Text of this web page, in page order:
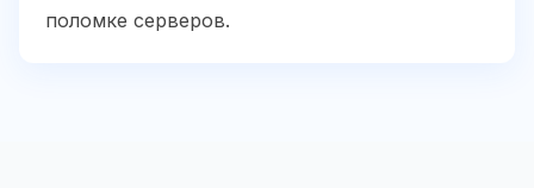
поломке серверов.